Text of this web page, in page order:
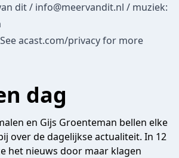
dit / info@meervandit.nl / muziek:
acast.com/privacyfor more
dag
en Gijs Groenteman bellen elke
over de dagelijkse actualiteit. In 12
het nieuws door maar klagen